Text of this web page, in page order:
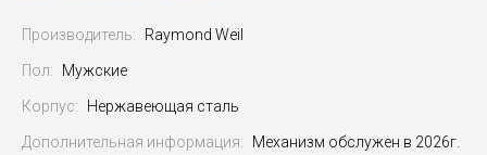
Производитель: Raymond Weil
Пол: Мужские
Корпус: Нержавеющая сталь
Дополнительная информация:
Механизм обслужен в 2026г.